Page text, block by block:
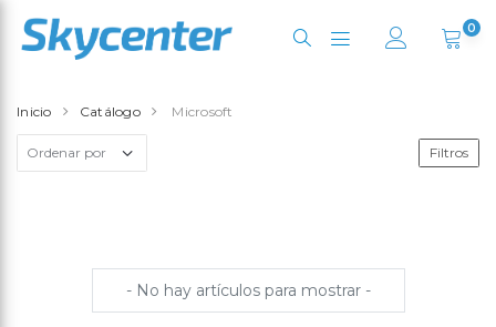
0
Inicio Catálogo Microsoft
Filtros
- No hay artículos para mostrar -